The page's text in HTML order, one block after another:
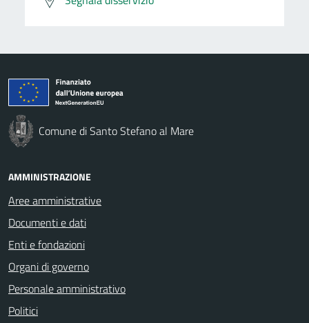
Comune di Santo Stefano al Mare
AMMINISTRAZIONE
Aree amministrative
Documenti e dati
Enti e fondazioni
Organi di governo
Personale amministrativo
Politici